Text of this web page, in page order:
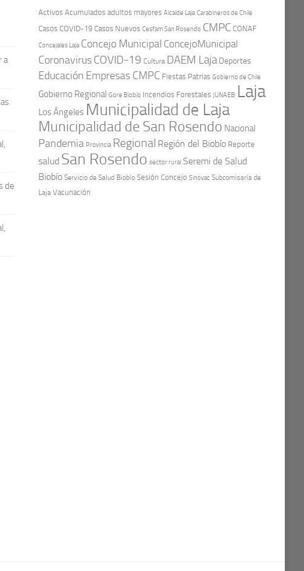
a
de
Activos Acumulados adultos mayores Alcalde Laja Carabineros de Chile
Casos COVID-19 Casos Nuevos Cesfam San Rosendo CMPC CONAF
Concejales Laja Concejo Municipal ConcejoMunicipal
CoronavirusCOVID-19 Cultura DAEM Laja Deportes
Educación Empresas CMPC Fiestas Patrias Gobierno de Chile
Gobierno Regional Gore Biobío Incendios Forestales JUNAEB Laja
Los Ángeles Municipalidad de Laja
Municipalidad de San Rosendo Nacional
Pandemia Provincia Regional Región del Biobío Reporte
salud San Rosendo sector rural Seremi de Salud
Biobío Servicio de Salud Biobío Sesión Concejo Sinovac Subcomisaría de
Laja Vacunación